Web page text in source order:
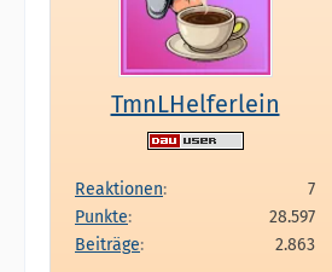
TmnLHelferlein
Reaktionen
7
Punkte
28.597
Beiträge
2.863